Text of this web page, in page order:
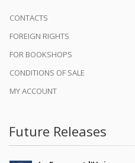
CONTACTS
FOREIGN RIGHTS
FOR BOOKSHOPS
CONDITIONS OF SALE
MY ACCOUNT
Future Releases